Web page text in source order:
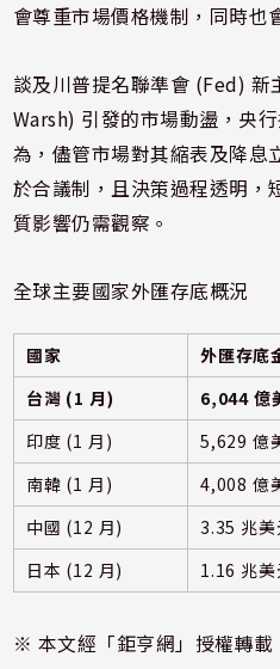
會尊重市場價格機制，同時也
談及川普提名聯準會 (Fed)
Warsh) 引發的市場動盪，央
為，儘管市場對其縮表及降息
於合議制，且決策過程透明，
質影響仍需觀察。
全球主要國家外匯存底概況
國家 外匯存底
台灣 (1 月)
6,044 億
印度 (1 月)
5,629 億
南韓 (1 月)
4,008 億
中國 (12 月)
3.35 兆美
日本 (12 月)
1.16 兆美
※ 本文經「鉅亨網」授權轉載